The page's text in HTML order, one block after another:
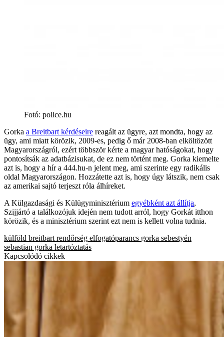
Fotó: police.hu
Gorka a Breitbart kérdéseire reagált az ügyre, azt mondta, hogy az
ügy, ami miatt körözik, 2009-es, pedig ő már 2008-ban elköltözött
Magyarországról, ezért többször kérte a magyar hatóságokat, hogy
pontosítsák az adatbázisukat, de ez nem történt meg. Gorka kiemelte
azt is, hogy a hír a 444.hu-n jelent meg, ami szerinte egy radikális
oldal Magyarországon. Hozzátette azt is, hogy úgy látszik, nem csak
az amerikai sajtó terjeszt róla álhíreket.
A Külgazdasági és Külügyminisztérium egyébként azt állítja,
Szijjártó a találkozójuk idején nem tudott arról, hogy Gorkát itthon
körözik, és a minisztérium szerint ezt nem is kellett volna tudnia.
külföld breitbart rendőrség elfogatóparancs gorka sebestyén
sebastian gorka letartóztatás
Kapcsolódó cikkek